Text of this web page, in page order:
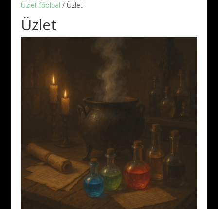
Üzlet főoldal / Üzlet
Üzlet